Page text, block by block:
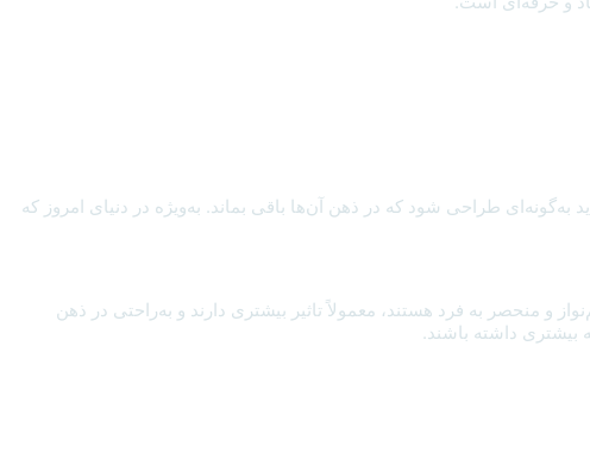
طراحی شود که در ذهن آن‌ها باقی بماند. به‌ویژه در دنیای امروز که
و منحصر به فرد هستند، معمولاً تاثیر بیشتری دارند و به‌راحتی در ذهن
بیشتری داشته باشند.